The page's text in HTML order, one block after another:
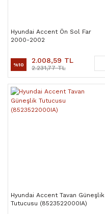
Hyundai Accent Ön Sol Far
2000-2002
%10 2.008,59 TL
2.231,77 TL
Hyundai Accent Tavan Güneşlik
Tutucusu (8523522000IA)